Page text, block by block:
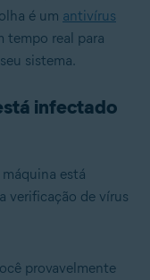
é um antivírus
tempo real para
sistema.
infectado
está
verificação de vírus
provavelmente